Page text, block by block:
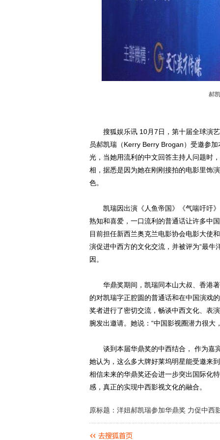
郝
搜狐娱乐讯 10月7日，第十届全球演艺
员郝凯瑞（Kerry Berry Brogan）受邀参
光，当她用流利的中文回答主持人问题时
相，据悉是因为她在刚刚接拍的电影里饰
色。
凯瑞因出演《人鱼帝国》《气喘吁吁》
熟知和喜爱，一口流利的普通话让许多中
目前担任新西兰奥克兰电影协会电影大使
演促进中西方的文化交流，并被评为“最牛
因。
华鼎奖期间，凯瑞同本山大叔、香港著
的对凯瑞字正腔圆的普通话和在中国演戏
奖者进行了密切交流，畅谈中西文化、表
腕发出邀请。她说：“中国影视圈潜力很大
谈到本届华鼎奖的中西结合， 作为嘉
她认为，这么多大牌好莱坞明星能受邀来
相信未来的华鼎奖还会进一步突出国际化
感，真正的实现中西影视文化的融合。
原标题：洋妞郝凯瑞参加华鼎奖 力促中西